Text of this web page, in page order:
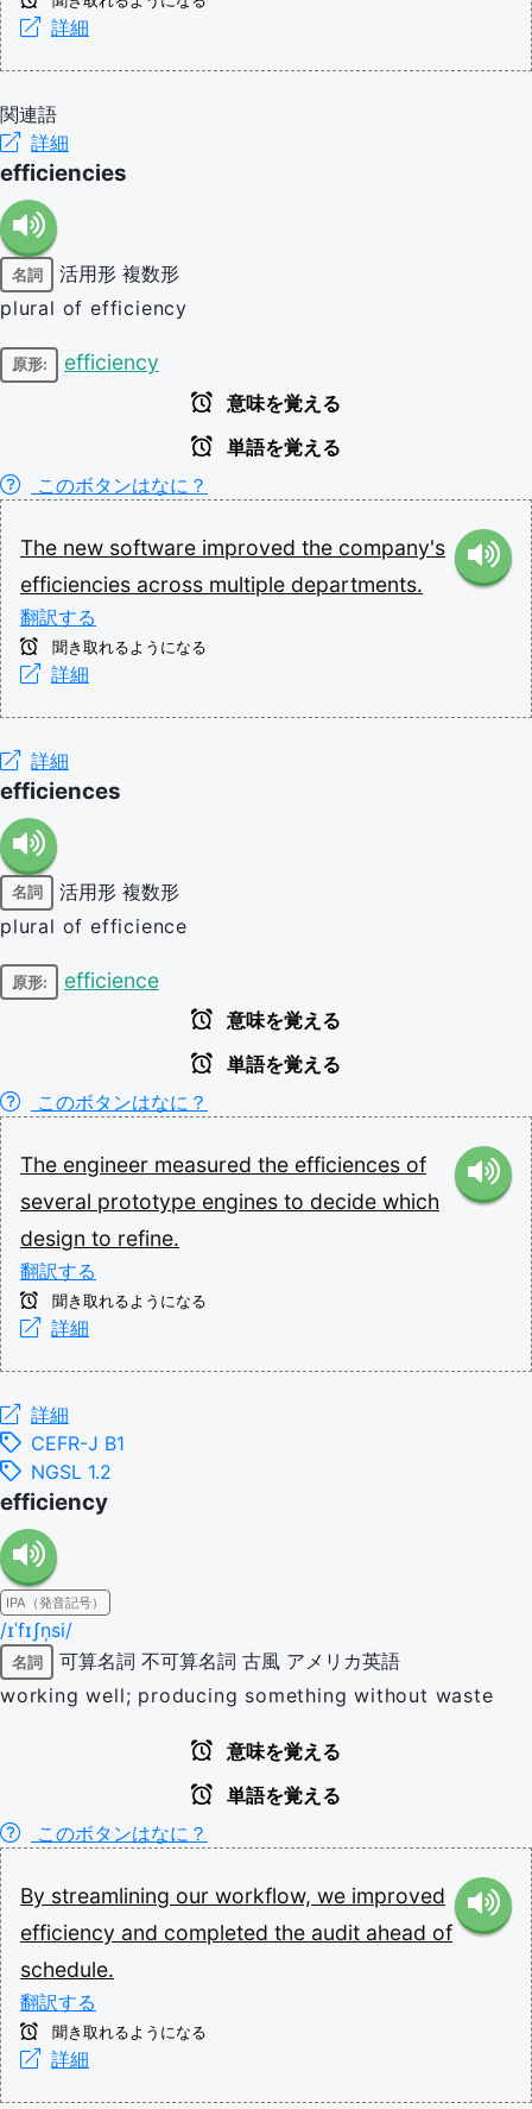
詳細
関連語
詳細
efficiencies
名詞 活用形 複数形
plural of efficiency
原形: efficiency
意味を覚える
単語を覚える
このボタンはなに？
The new software improved the company's
efficiencies across multiple departments.
翻訳する
聞き取れるようになる
詳細
詳細
efficiences
名詞 活用形 複数形
plural of efficience
原形: efficience
意味を覚える
単語を覚える
このボタンはなに？
The engineer measured the efficiences of
several prototype engines to decide which
design to refine.
翻訳する
聞き取れるようになる
詳細
詳細
CEFR-J B1
NGSL 1.2
efficiency
IPA（発音記号）
/ɪˈfɪʃn̩si/
名詞 可算名詞 不可算名詞 古風 アメリカ英語
working well; producing something without waste
意味を覚える
単語を覚える
このボタンはなに？
By streamlining our workflow, we improved
efficiency and completed the audit ahead of
schedule.
翻訳する
聞き取れるようになる
詳細